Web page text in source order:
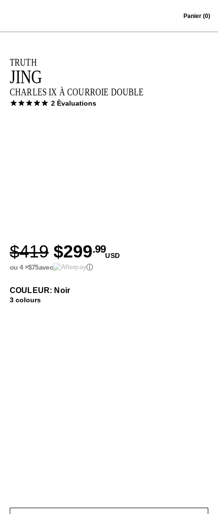
Panier (0)
TRUTH
JING
CHARLES IX À COURROIE DOUBLE
2 Èvaluations
$419 $299.99
USD
ou 4 ×$75avec ⓘ
COULEUR: Noir
3 colours